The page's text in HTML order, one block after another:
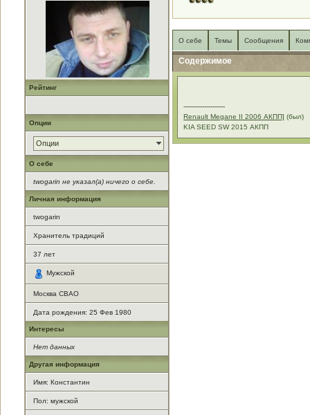
Рейтинг
Опции
Опции
О себе
twogarin не указал(а) ничего о себе.
Личная информация
twogarin
Хранитель традиций
37 лет
Мужской
Москва СВАО
Дата рождения: 25 Фев 1980
Интересы
Нет данных
Другая информация
Имя: Константин
Пол: мужской
О себе Темы Сообщения
Содержимое
--------------------
Renault Megane II 2006 АКПП] (был)
KIA SEED SW 2015 АКПП